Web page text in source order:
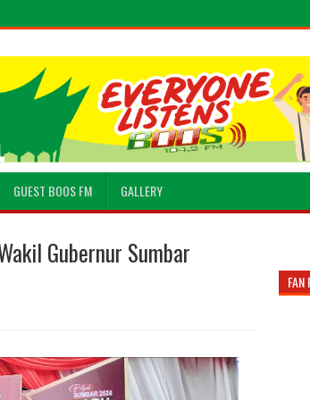
GUEST BOOS FM GALLERY
Gubernur Sumbar
FAN